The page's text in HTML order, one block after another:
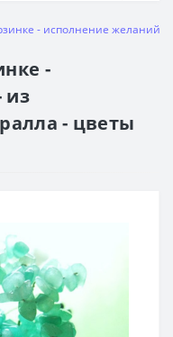
- исполнение желаний
-
из
- цветы